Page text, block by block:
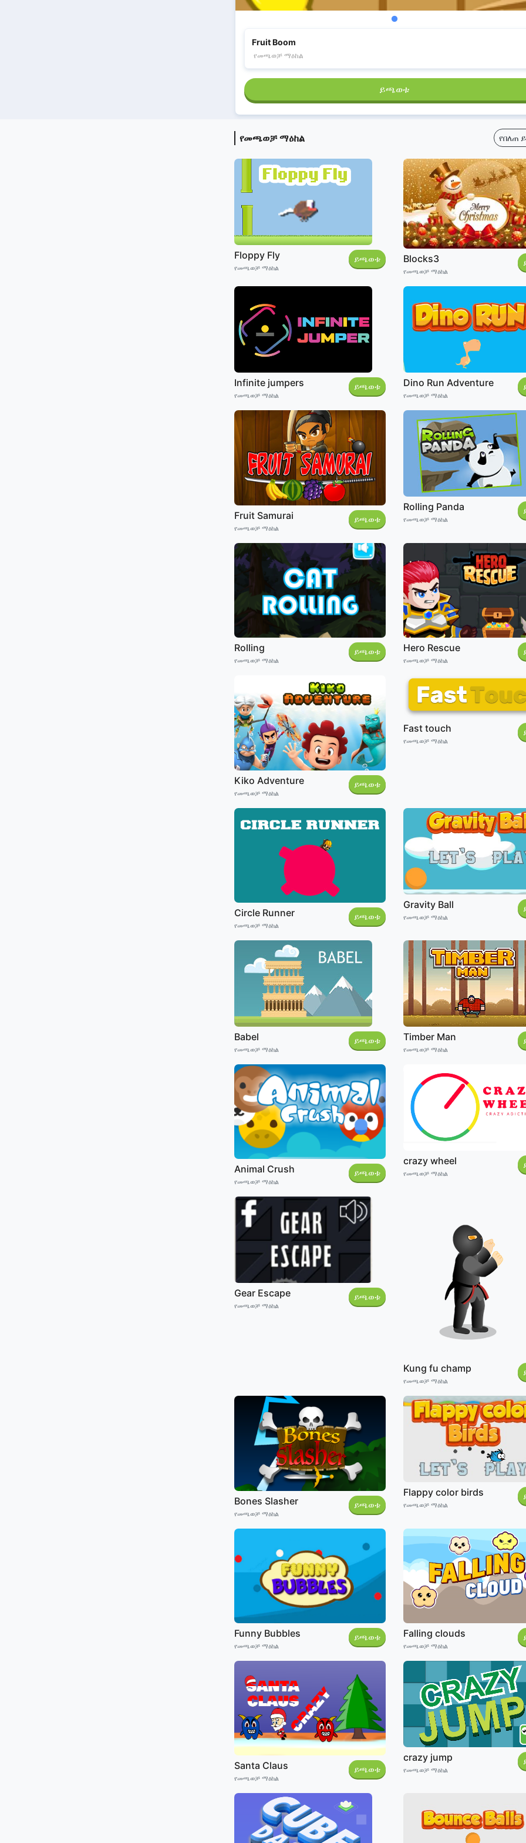
Fruit Boom
የመጫወቻ ማዕከል
ይጫወቱ
የመጫወቻ ማዕከል የበለጠ
Floppy Fly
የመጫወቻ ማዕከል
ይጫወቱ Blocks3
የመጫወቻ ማዕከል
Infinite jumpers
የመጫወቻ ማዕከል
ይጫወቱ Dino Run Adventure
የመጫወቻ ማዕከል
Fruit Samurai
የመጫወቻ ማዕከል
ይጫወቱ
Rolling Panda
የመጫወቻ ማዕከል
Rolling
የመጫወቻ ማዕከል
ይጫወቱ Hero Rescue
የመጫወቻ ማዕከል
Kiko Adventure
የመጫወቻ ማዕከል
ይጫወቱ
Fast touch
የመጫወቻ ማዕከል
Circle Runner
የመጫወቻ ማዕከል
ይጫወቱ
Gravity Ball
የመጫወቻ ማዕከል
Babel
የመጫወቻ ማዕከል
ይጫወቱ Timber Man
የመጫወቻ ማዕከል
Animal Crush
የመጫወቻ ማዕከል
ይጫወቱ
crazy wheel
የመጫወቻ ማዕከል
Gear Escape
የመጫወቻ ማዕከል
ይጫወቱ
Kung fu champ
የመጫወቻ ማዕከል
Bones Slasher
የመጫወቻ ማዕከል
ይጫወቱ
Flappy color birds
የመጫወቻ ማዕከል
Funny Bubbles
የመጫወቻ ማዕከል
ይጫወቱ Falling clouds
የመጫወቻ ማዕከል
Santa Claus
የመጫወቻ ማዕከል
ይጫወቱ
crazy jump
የመጫወቻ ማዕከል